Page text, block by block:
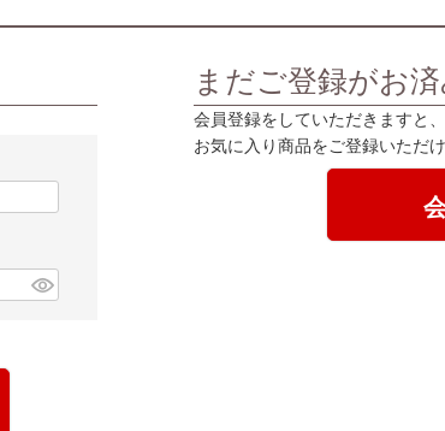
まだご登録がお
会員登録をしていただきますと
お気に入り商品をご登録いただ